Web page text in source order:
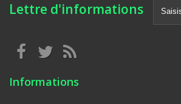
Lettre d'informations
Informations